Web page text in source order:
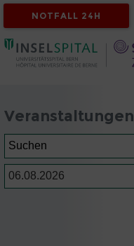
NOTFALL 24H
Veranstaltungen
Suchen
Datum